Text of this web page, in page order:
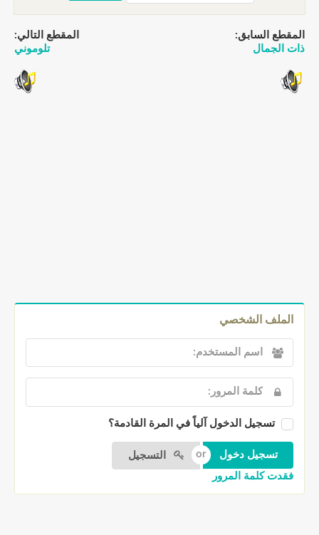
المقطع السابق:
ذات الجمال
المقطع التالي:
تلوموني
الملف الشخصي
تسجيل الدخول آلياً في المرة القادمة؟
التسجيل
فقدت كلمة المرور